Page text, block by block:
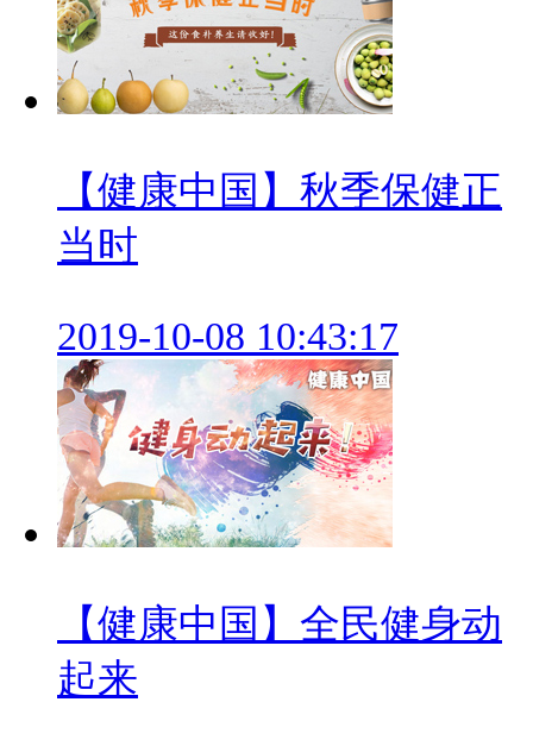
【健康中国】秋季保健正
当时
2019-10-08 10:43:17
【健康中国】全民健身动
起来